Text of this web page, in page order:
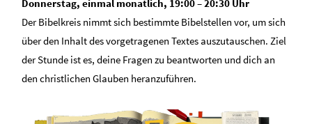
Donnerstag, einmal monatlich, 19:00 – 20:30 Uhr
Der Bibelkreis nimmt sich bestimmte Bibelstellen vor, um sich
über den Inhalt des vorgetragenen Textes auszutauschen. Ziel
der Stunde ist es, deine Fragen zu beantworten und dich an
den christlichen Glauben heranzuführen.